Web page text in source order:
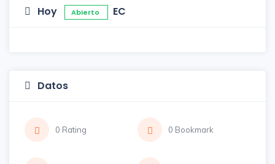
Hoy Abierto EC
Datos
0 Rating 0 Bookmark